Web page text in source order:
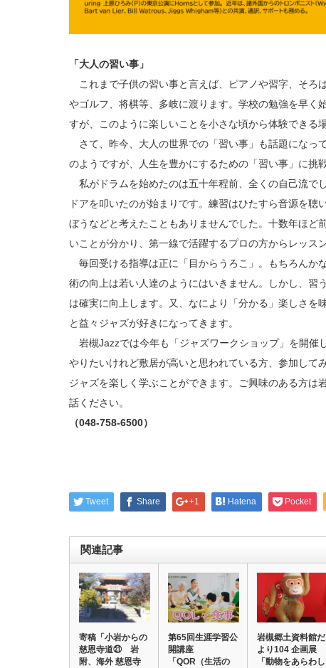
「大人の習い事」
これまで子供の習い事と言えば、ピアノや習字、そろ
やゴルフ、将棋等、多岐に渡ります。学校の勉強を早く
すが、このように楽しいことを小さな頃から体験できる
さて、昨今、大人の世界での「習い事」も話題になっ
のようですが、人生を豊かにするための「習い事」に挑
私がドラムを始めたのは五十年程前、全くの自己流で
ドアを叩いたのが始まりです。練習はひたすら音源を
ぼうなどと考えたこともありませんでした。十数年ほど
いことが分かり、第一線で活躍するプロの方からレッス
毎回受ける指導は正に「目からうろこ」。もちろんか
術の向上は若い人達のようにはいきません。しかし、習
は確実に向上します。又、なにより「分かる」楽しさを
と益々ジャズが好きになってきます。
岩槻Jazzでは今年も「ジャズワークショップ」を開催
やりたいけれど敷居が高いと思われている方、参加して
ジャズを楽しく学ぶことができます。ご興味のある方は
話ください。
（048-758-6500）
Tweet Share +1 Hatena Pocket
関連記事
寄稿「小岩からの
慈恩寺道㉑ 岩
附、海外 慈恩寺
第65回生涯学習公
開講座
「QOR（生活の
岩槻郷土資料館だ
より104 企画展
「動物をあらわし